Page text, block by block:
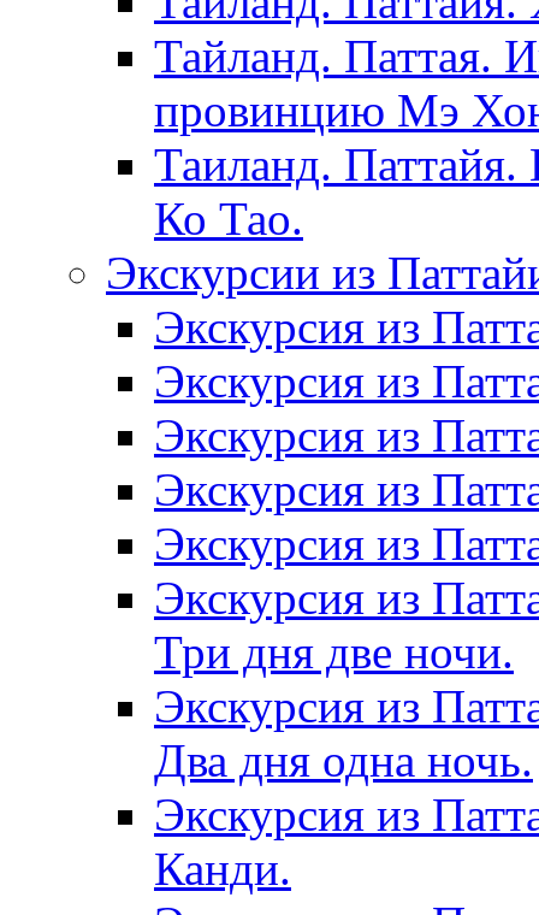
Тайланд. Паттая.
провинцию Мэ
Таиланд.
Ко Тао.
Экскурсии из
Экскурсия из
Экскурсия из
Экскурсия из
Экскурсия из
Экскурсия из
Экскурсия из
Три дня две ночи.
Экскурсия из
Два дня одна ночь.
Экскурсия из
Канди.